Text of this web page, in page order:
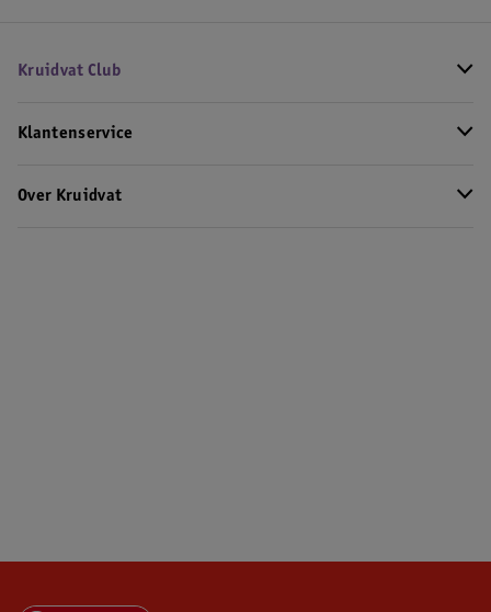
Kruidvat Club
Klantenservice
Over Kruidvat